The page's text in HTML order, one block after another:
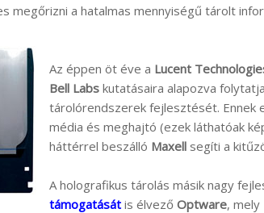
megőrizni a hatalmas mennyiségű tárolt
Az éppen öt éve a Lucent
Bell Labs kutatásaira alapozva
tárolórendszerek fejlesztését. Ennek
média és meghajtó (ezek láthatóak
háttérrel beszálló Maxell segíti a
A holografikus tárolás másik nagy
támogatását is élvező Optware, mely